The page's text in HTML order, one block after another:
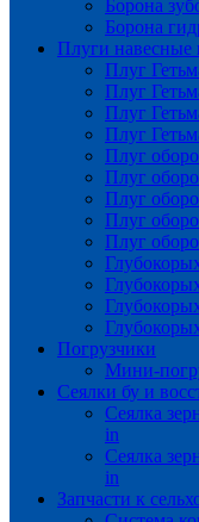
Борона
Борона
Плуги навесные
Плуг
Плуг
Плуг
Плуг
Плуг
Плуг
Плуг
Плуг
Плуг
Погрузчики
Мини-
Сеялки бу и
Сеялка
in
Сеялка
in
Запчасти к